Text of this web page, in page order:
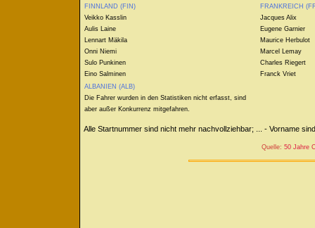
FINNLAND (FIN)
Veikko Kasslin
Aulis Laine
Lennart Mäkila
Onni Niemi
Sulo Punkinen
Eino Salminen
FRANKREICH
Jacques Alix
Eugene Garnier
Maurice Herbulot
Marcel Lemay
Charles Riegert
Franck Vriet
ALBANIEN (ALB)
Die Fahrer wurden in den Statistiken nicht erfasst, sind
aber außer Konkurrenz mitgefahren.
Alle Startnummer sind nicht mehr nachvollziehbar; ... - Vorname
Quelle: 50 Jahre